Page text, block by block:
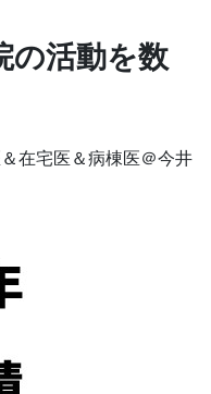
の活動を数
在宅医＆病棟医＠今井